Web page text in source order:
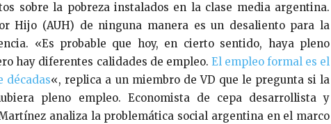
sobre la pobreza instalados en la clase media argentina.
Hijo (AUH) de ninguna manera es un desaliento para la
«Es probable que hoy, en cierto sentido, haya pleno
hay diferentes calidades de empleo. El empleo formal es el
décadas«, replica a un miembro de VD que le pregunta si la
pleno empleo. Economista de cepa desarrollista y
analiza la problemática social argentina en el marco